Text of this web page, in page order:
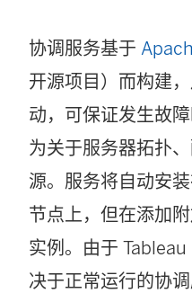
协调服务基于
开源项目）而构建
动，可保证发生故
为关于服务器拓扑
源。服务将自动安
节点上，但在添加
实例。由于
决于正常运行的协